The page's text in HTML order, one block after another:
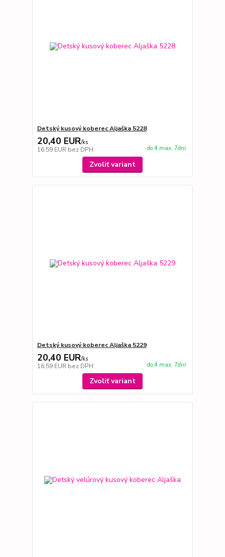
Detský kusový koberec Aljaška 5228
20,40 EUR/ks
16,59 EUR bez DPH do 4 max. 7dní
Zvoliť variant
Detský kusový koberec Aljaška 5229
20,40 EUR/ks
16,59 EUR bez DPH do 4 max. 7dní
Zvoliť variant